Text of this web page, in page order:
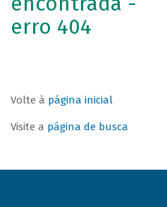
erro 404
Volte à página inicial
Visite a página de busca